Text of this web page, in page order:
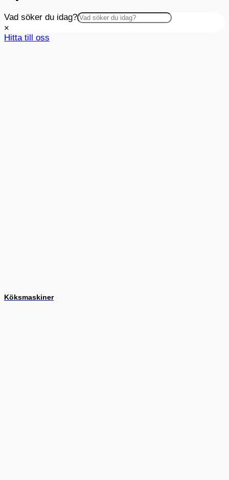
Vad söker du idag?
×
Hitta till oss
Köksmaskiner